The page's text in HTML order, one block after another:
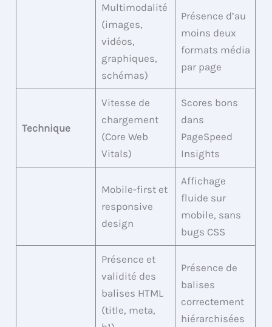
Multimodalité
(images,
vidéos,
graphiques,
schémas)
Présence d’au
moins deux
formats média
par page
Technique
Vitesse de
chargement
(Core Web
Vitals)
Scores bons
dans
PageSpeed
Insights
Mobile-first et
responsive
design
Affichage
fluide sur
mobile, sans
bugs CSS
Présence et
validité des
balises HTML
(title, meta,
Présence de
balises
correctement
hiérarchisées